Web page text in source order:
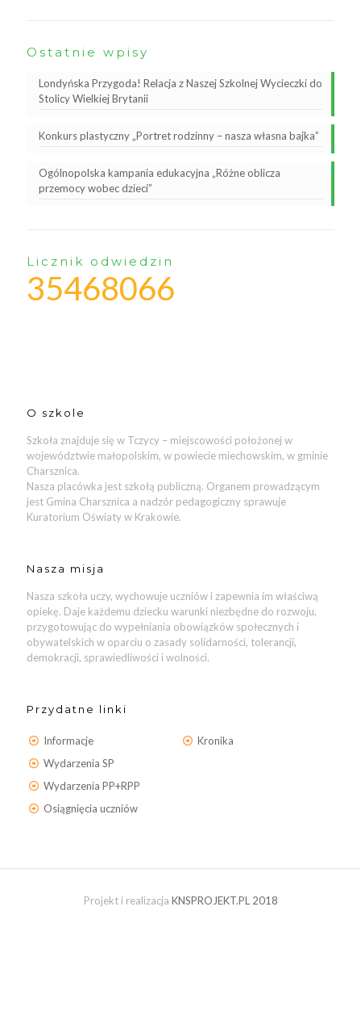
Ostatnie wpisy
Londyńska Przygoda! Relacja z Naszej Szkolnej Wycieczki do
Stolicy Wielkiej Brytanii
Konkurs plastyczny „Portret rodzinny – nasza własna bajka”
Ogólnopolska kampania edukacyjna „Różne oblicza
przemocy wobec dzieci”
Licznik odwiedzin
35468066
O szkole
Szkoła znajduje się w Tczycy – miejscowości położonej w
województwie małopolskim, w powiecie miechowskim, w gminie
Charsznica.
Nasza placówka jest szkołą publiczną. Organem prowadzącym
jest Gmina Charsznica a nadzór pedagogiczny sprawuje
Kuratorium Oświaty w Krakowie.
Nasza misja
Nasza szkoła uczy, wychowuje uczniów i zapewnia im właściwą
opiekę. Daje każdemu dziecku warunki niezbędne do rozwoju,
przygotowując do wypełniania obowiązków społecznych i
obywatelskich w oparciu o zasady solidarności, tolerancji,
demokracji, sprawiedliwości i wolności.
Przydatne linki
Informacje
Wydarzenia SP
Wydarzenia PP+RPP
Osiągnięcia uczniów
Kronika
Projekt i realizacja KNSPROJEKT.PL 2018